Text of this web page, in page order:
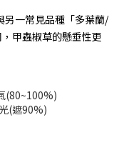
另一常見品種「多葉蘭/
甲蟲椒草的懸垂性更
(80~100%)
(遮90%)